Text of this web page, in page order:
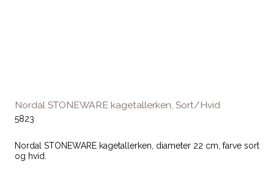
Nordal STONEWARE kagetallerken, Sort/Hvid
5823
Nordal STONEWARE kagetallerken, diameter 22 cm, farve sort
og hvid.